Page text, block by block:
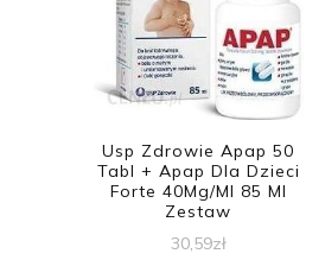
Usp Zdrowie Apap 50
Tabl + Apap Dla Dzieci
Forte 40Mg/Ml 85 Ml
Zestaw
30,59zł